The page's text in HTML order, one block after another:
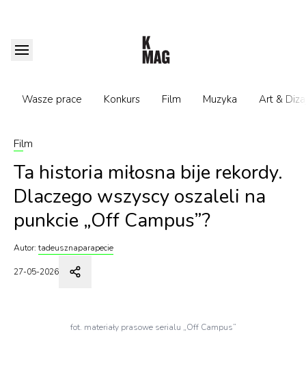
Wasze prace Konkurs Film Muzyka Art &
Film
Ta historia miłosna bije rekordy.
Dlaczego wszyscy oszaleli na
punkcie „Off Campus”?
Autor: tadeusznaparapecie
27-05-2026
fot. materiały prasowe serialu „Off Campus”